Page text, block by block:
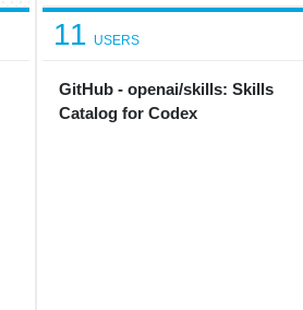
plugin
GitHub - openai/skills: Skills
Catalog for Codex
11 USERS